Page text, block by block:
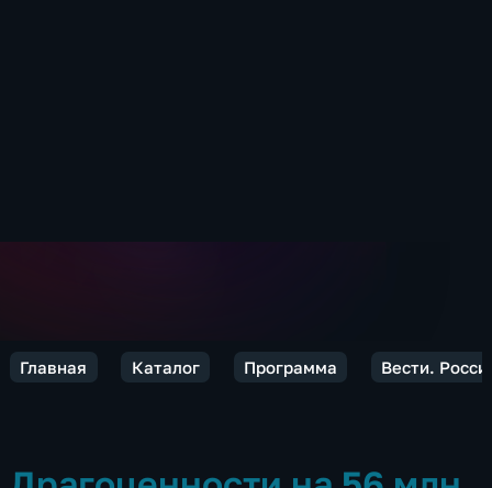
Главная Каталог Программа Вести.